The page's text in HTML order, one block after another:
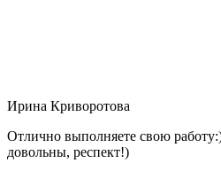
Ирина Криворотова
Отлично выполняете свою
довольны, респект!)